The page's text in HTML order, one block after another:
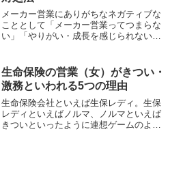
メーカー営業にありがちなネガティブな
こととして「メーカー営業ってつまらな
い」「やりがい・成長を感じられない仕
めるなんて最高に素晴らしい！仕事に
「やりがい・自己成長がない...
生命保険の営業（女）がきつい・
激務といわれる5つの理由
生命保険会社といえば生保レディ。生保
レディといえばノルマ、ノルマといえば
きついといったように連想ゲームのよう